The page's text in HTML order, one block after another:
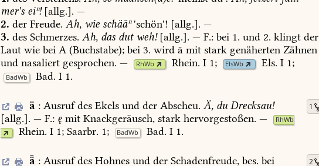
mer's eiⁿ![allg.]. —
2. der Freude. Ah, wie schääⁿ'schön'! [allg.]. —
3. des Schmerzes. Ah, das dutweh![allg.]. — F.: bei 1. und 2. klingt der
Laut wie bei A (Buchstabe); bei 3. wird ā mit stark genäherten Zähnen
und nasaliert gesprochen. — RhWb Rhein. I 1; ElsWb Els. I1;
BadWb Bad. I1.
1
ä :AusrufdesEkelsundderAbscheu. Ä,duDrecksau!
[allg.]. — F.: ę mit Knackgeräusch, stark hervorgestoßen. — RhWb
Rhein. I1;Saarbr. 1; BadWb Bad. I 1.
2
ǟ :AusrufdesHohnesundderSchadenfreude,bes. bei